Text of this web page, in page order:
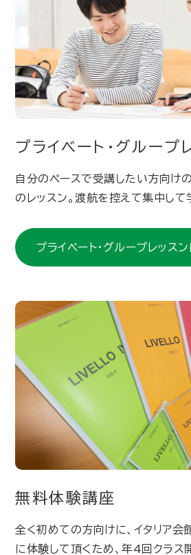
プライベート・グループ
自分のペースで受講したい方向け
のレッスン。渡航を控えて集中して
プライベート・グループレッス
無料体験講座
全く初めての方向けに、イタリア会
に体験して頂くため、年4回クラス